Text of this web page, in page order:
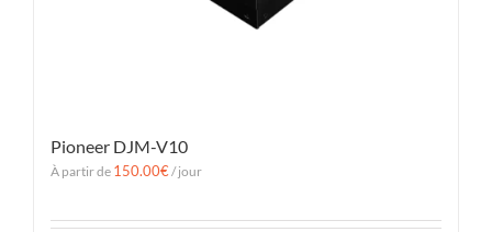
Pioneer DJM-V10
À partir de 150.00€/ jour